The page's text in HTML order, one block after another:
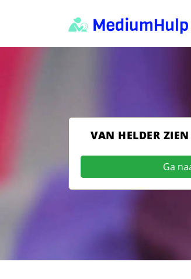
VAN HELDER
Ga